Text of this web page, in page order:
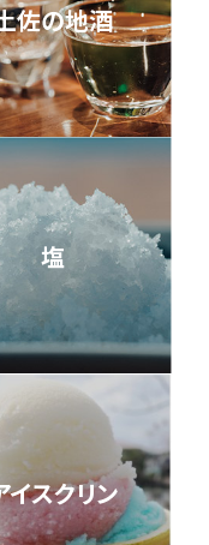
佐の地酒
塩
イスクリン